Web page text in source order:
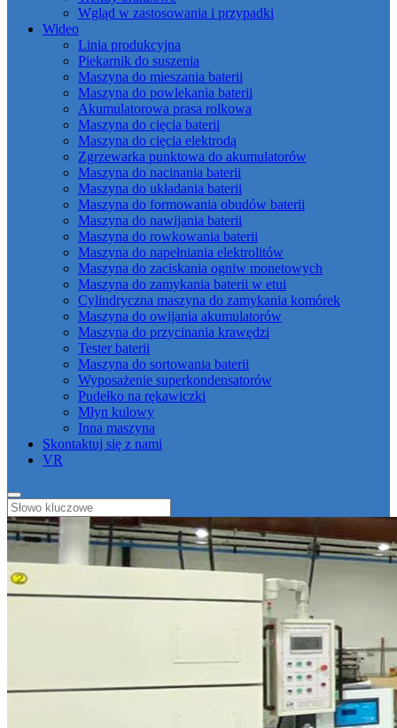
Wgląd w zastosowania i przypadki
Wideo
Linia produkcyjna
Piekarnik do suszenia
Maszyna do mieszania baterii
Maszyna do powlekania baterii
Akumulatorowa prasa rolkowa
Maszyna do cięcia baterii
Maszyna do cięcia elektrodą
Zgrzewarka punktowa do akumulatorów
Maszyna do nacinania baterii
Maszyna do układania baterii
Maszyna do formowania obudów baterii
Maszyna do nawijania baterii
Maszyna do rowkowania baterii
Maszyna do napełniania elektrolitów
Maszyna do zaciskania ogniw monetowych
Maszyna do zamykania baterii w etui
Cylindryczna maszyna do zamykania komórek
Maszyna do owijania akumulatorów
Maszyna do przycinania krawędzi
Tester baterii
Maszyna do sortowania baterii
Wyposażenie superkondensatorów
Pudełko na rękawiczki
Młyn kulowy
Inna maszyna
Skontaktuj się z nami
VR